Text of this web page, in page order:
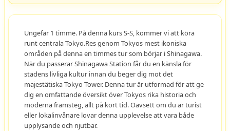
Ungefär 1 timme. På denna kurs S-S, kommer vi att köra
runt centrala Tokyo.Res genom Tokyos mest ikoniska
områden på denna en timmes tur som börjar i Shinagawa.
När du passerar Shinagawa Station får du en känsla för
stadens livliga kultur innan du beger dig mot det
majestätiska Tokyo Tower. Denna tur är utformad för att ge
dig en omfattande översikt över Tokyos rika historia och
moderna framsteg, allt på kort tid. Oavsett om du är turist
eller lokalinvånare lovar denna upplevelse att vara både
upplysande och njutbar.